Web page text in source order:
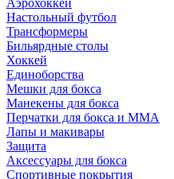
Аэрохоккей
Настольный футбол
Трансформеры
Бильярдные столы
Хоккей
Единоборства
Мешки для бокса
Манекены для бокса
Перчатки для бокса и MMA
Лапы и макивары
Защита
Аксессуары для бокса
Спортивные покрытия